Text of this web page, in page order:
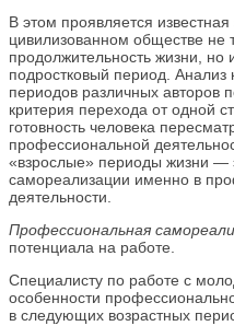
В этом проявляется
цивилизованном обществе не
продолжительность жизни, но
подростковый период.
периодов различных авторов
критерия перехода от одной
готовность человека
профессиональной
«взрослые» периоды жизни —
самореализации именно в
деятельности.
Профессиональная
потенциала на работе.
Специалисту по работе с
особенности
в следующих возрастных